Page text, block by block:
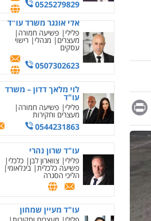
Message
Print
0525279829
אלי אונגר משרד עו"ד
פלילי פשיעה חמורה
מעצרים מנהלי רישוי
עסקים
0507302623
לוי מלאך דדון – משרד
עו"ד
פלילי פשיעה חמורה
מעצרים וחקירות
0544231863
עו"ד שרון נהרי
פלילי צווארון לבן כלכלי
פשיעה כלכלית בינלאומי
הליכי הסגרה
עו"ד מעיין שמחון
מחיקת כתבות מגוגל
ודחיקת אזכורים שליליים
שירותים מקצועיים לעורכי
דין
0522508109
אחסון אתרים
מהירות הגנה גיבוי
תמיכה שירותים מקצועיים
לעורכי דין
מרכז התחלה חדשה
אסירים עבירות מין
שירותים מקצועיים לעורכי
דין
0544500346
מאיה בלום, עו"ס,
טיפול ושיקום
טיפול בהתמכרויות
שירותים מקצועיים לעורכי
דין
איומים כתובים
תושב סכנין חשוד ששלח הודעות